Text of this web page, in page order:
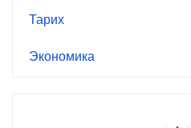
Тарих
Экономика